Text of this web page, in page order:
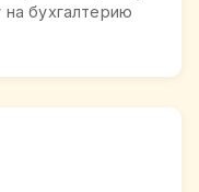
на бухгалтерию